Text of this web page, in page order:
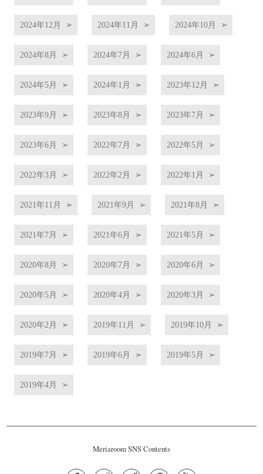
2024年12月 2024年11月 2024年10月
2024年8月 2024年7月 2024年6月
2024年5月 2024年1月 2023年12月
2023年9月 2023年8月 2023年7月
2023年6月 2022年7月 2022年5月
2022年3月 2022年2月 2022年1月
2021年11月 2021年9月 2021年8月
2021年7月 2021年6月 2021年5月
2020年8月 2020年7月 2020年6月
2020年5月 2020年4月 2020年3月
2020年2月 2019年11月 2019年10月
2019年7月 2019年6月 2019年5月
2019年4月
Meriaroom SNS Contents